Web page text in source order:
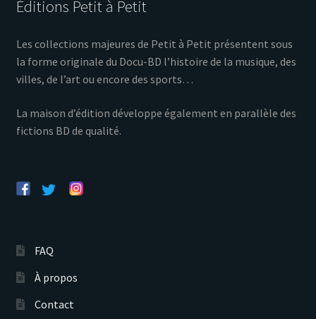
Éditions Petit à Petit
Les collections majeures de Petit à Petit présentent sous
la forme originale du Docu-BD l’histoire de la musique, des
villes, de l’art ou encore des sports…
La maison d’édition développe également en parallèle des
fictions BD de qualité.
FAQ
À propos
Contact